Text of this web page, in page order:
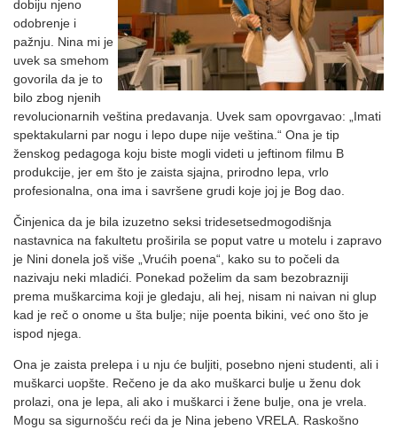
dobiju njeno
odobrenje i
pažnju. Nina mi je
uvek sa smehom
govorila da je to
bilo zbog njenih
revolucionarnih veština predavanja. Uvek sam opovrgavao: „Imati
spektakularni par nogu i lepo dupe nije veština.“ Ona je tip
ženskog pedagoga koju biste mogli videti u jeftinom filmu B
produkcije, jer em što je zaista sjajna, prirodno lepa, vrlo
profesionalna, ona ima i savršene grudi koje joj je Bog dao.
Činjenica da je bila izuzetno seksi tridesetsedmogodišnja
nastavnica na fakultetu proširila se poput vatre u motelu i zapravo
je Nini donela još više „Vrućih poena“, kako su to počeli da
nazivaju neki mladići. Ponekad poželim da sam bezobrazniji
prema muškarcima koji je gledaju, ali hej, nisam ni naivan ni glup
kad je reč o onome u šta bulje; nije poenta bikini, već ono što je
ispod njega.
Ona je zaista prelepa i u nju će buljiti, posebno njeni studenti, ali i
muškarci uopšte. Rečeno je da ako muškarci bulje u ženu dok
prolazi, ona je lepa, ali ako i muškarci i žene bulje, ona je vrela.
Mogu sa sigurnošću reći da je Nina jebeno VRELA. Raskošno